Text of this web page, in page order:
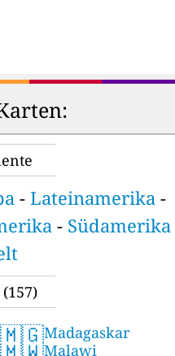
- Lateinamerika -
- Südamerika
🇲🇬Madagaskar
Malawi